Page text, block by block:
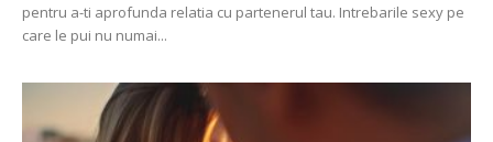
pentru a-ti aprofunda relatia cu partenerul tau. Intrebarile sexy pe
care le pui nu numai...